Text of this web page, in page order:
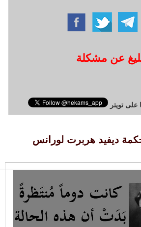
عن مشكلة
على تويتر
ديفيد هربرت لورانس